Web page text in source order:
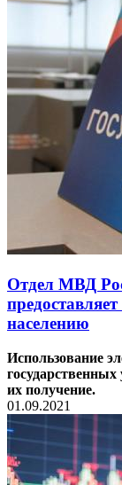
Отдел МВД
населению
Использование
государственных
их получение.
01.09.2021